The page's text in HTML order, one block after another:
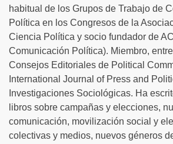
habitual de los Grupos de Trabajo de
Política en los Congresos de la
Ciencia Política y socio fundador de
Comunicación Política). Miembro,
Consejos Editoriales de Political
International Journal of Press and
Investigaciones Sociológicas. Ha
libros sobre campañas y elecciones,
comunicación, movilización social y
colectivas y medios, nuevos géneros